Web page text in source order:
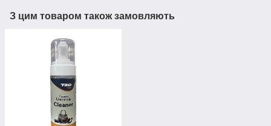
З цим товаром також замовляють